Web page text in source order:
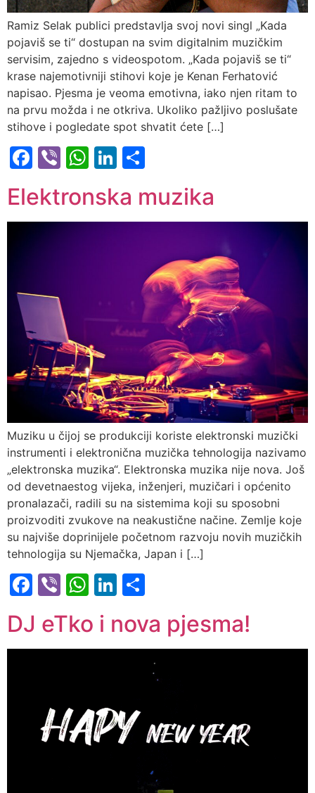
Ramiz Selak publici predstavlja svoj novi singl „Kada
pojaviš se ti“ dostupan na svim digitalnim muzičkim
servisim, zajedno s videospotom. „Kada pojaviš se ti“
krase najemotivniji stihovi koje je Kenan Ferhatović
napisao. Pjesma je veoma emotivna, iako njen ritam to
na prvu možda i ne otkriva. Ukoliko pažljivo poslušate
stihove i pogledate spot shvatit ćete […]
Facebook
ViberWhatsApp
LinkedIn
Elektronska muzika
Muziku u čijoj se produkciji koriste elektronski muzički
instrumenti i elektronična muzička tehnologija nazivamo
„elektronska muzika“. Elektronska muzika nije nova. Još
od devetnaestog vijeka, inženjeri, muzičari i općenito
pronalazači, radili su na sistemima koji su sposobni
proizvoditi zvukove na neakustične načine. Zemlje koje
su najviše doprinijele početnom razvoju novih muzičkih
tehnologija su Njemačka, Japan i […]
Facebook
ViberWhatsApp
LinkedIn
DJ eTko i nova pjesma!